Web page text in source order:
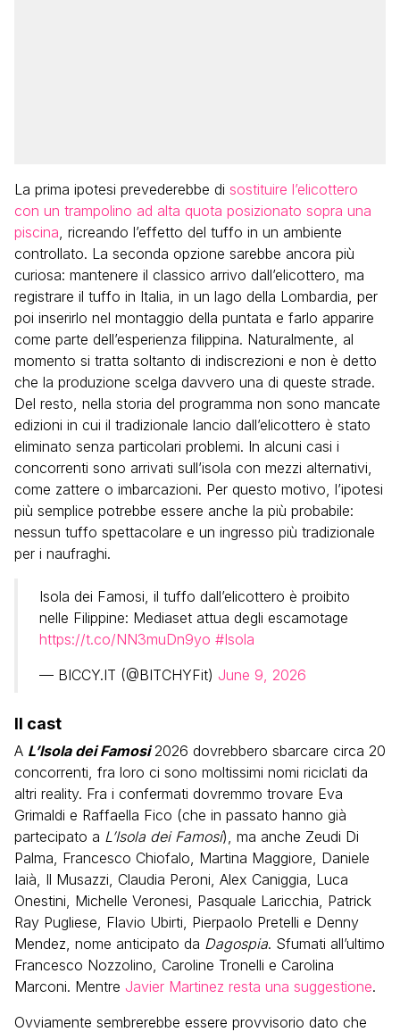
La prima ipotesi prevederebbe di sostituire l’elicottero
con un trampolino ad alta quota posizionato sopra una
piscina, ricreando l’effetto del tuffo in un ambiente
controllato. La seconda opzione sarebbe ancora più
curiosa: mantenere il classico arrivo dall’elicottero, ma
registrare il tuffo in Italia, in un lago della Lombardia, per
poi inserirlo nel montaggio della puntata e farlo apparire
come parte dell’esperienza filippina. Naturalmente, al
momento si tratta soltanto di indiscrezioni e non è detto
che la produzione scelga davvero una di queste strade.
Del resto, nella storia del programma non sono mancate
edizioni in cui il tradizionale lancio dall’elicottero è stato
eliminato senza particolari problemi. In alcuni casi i
concorrenti sono arrivati sull’isola con mezzi alternativi,
come zattere o imbarcazioni. Per questo motivo, l’ipotesi
più semplice potrebbe essere anche la più probabile:
nessun tuffo spettacolare e un ingresso più tradizionale
per i naufraghi.
Isola dei Famosi, il tuffo dall’elicottero è proibito
nelle Filippine: Mediaset attua degli escamotage
https://t.co/NN3muDn9yo #Isola
— BICCY.IT (@BITCHYFit) June 9, 2026
Il cast
A L’Isola dei Famosi 2026 dovrebbero sbarcare circa 20
concorrenti, fra loro ci sono moltissimi nomi riciclati da
altri reality. Fra i confermati dovremmo trovare Eva
Grimaldi e Raffaella Fico (che in passato hanno già
partecipato a L’Isola dei Famosi), ma anche Zeudi Di
Palma, Francesco Chiofalo, Martina Maggiore, Daniele
Iaià, Il Musazzi, Claudia Peroni, Alex Caniggia, Luca
Onestini, Michelle Veronesi, Pasquale Laricchia, Patrick
Ray Pugliese, Flavio Ubirti, Pierpaolo Pretelli e Denny
Mendez, nome anticipato da Dagospia. Sfumati all’ultimo
Francesco Nozzolino, Caroline Tronelli e Carolina
Marconi. Mentre Javier Martinez resta una suggestione.
Ovviamente sembrerebbe essere provvisorio dato che